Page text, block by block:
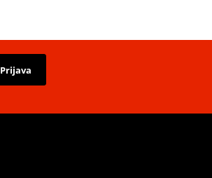
Prijava